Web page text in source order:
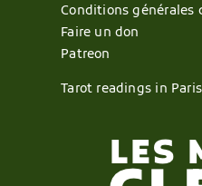
Conditions générales
Faire un don
Patreon
Tarot readings in